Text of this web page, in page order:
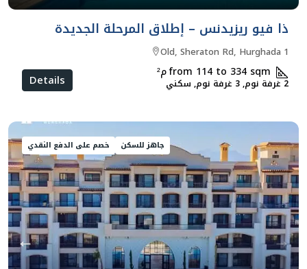
ذا فيو ريزيدنس – إطلاق المرحلة الجديدة
Old, Sheraton Rd, Hurghada 1
from 114 to 334 sqmم²
2 غرفة نوم, 3 غرفة نوم, سكني Details
جاهز للسكن خصم على الدفع النقدي